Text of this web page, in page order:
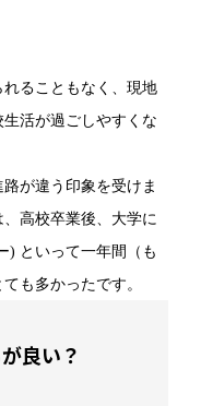
ることもなく、現地
活が過ごしやすくな
が違う印象を受けま
高校卒業後、大学に
) といって一年間（も
も多かったです。
良い？